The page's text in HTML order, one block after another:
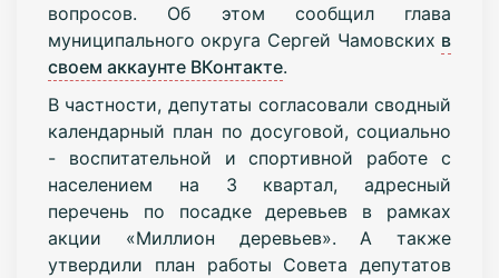
вопросов. Об этом сообщил глава
муниципального округа Сергей Чамовских в
своем аккаунте ВКонтакте.
В частности, депутаты согласовали сводный
календарный план по досуговой, социально
- воспитательной и спортивной работе с
населением на 3 квартал, адресный
перечень по посадке деревьев в рамках
акции «Миллион деревьев». А также
утвердили план работы Совета депутатов